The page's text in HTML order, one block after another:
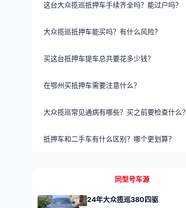
这台大众揽巡抵押车手续齐全吗？能过户吗？
大众揽巡抵押车能买吗？有什么风险？
买这台抵押车提车总共要花多少钱？
在鄂州买抵押车需要注意什么？
大众揽巡常见通病有哪些？买之前要检查什么？
抵押车和二手车有什么区别？哪个更划算？
同型号车源
24年大众揽巡380四驱